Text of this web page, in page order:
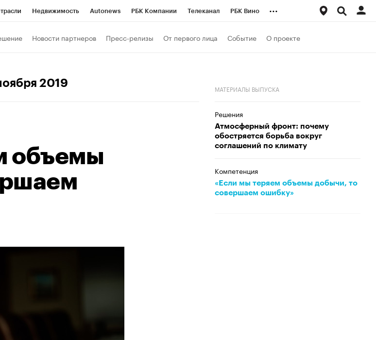
Недвижимость Autonews РБК Компании Телеканал РБК Вино
Проверка контрагентов
...
Новости партнеров Пресс-релизы От первого лица Событие О проекте
2019
объемы
МАТЕРИАЛЫ ВЫПУСКА
Решения
Атмосферный фронт: почему
обостряется борьба вокруг
соглашений по климату
Компетенция
«Если мы теряем объемы добычи, то
совершаем ошибку»